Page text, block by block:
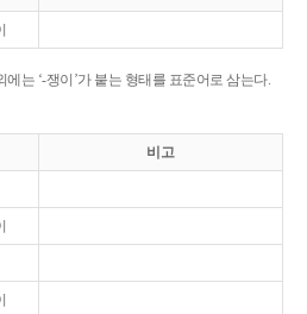
에는 ‘-쟁이’가 붙는 형태를 표준어로 삼는다.
비고